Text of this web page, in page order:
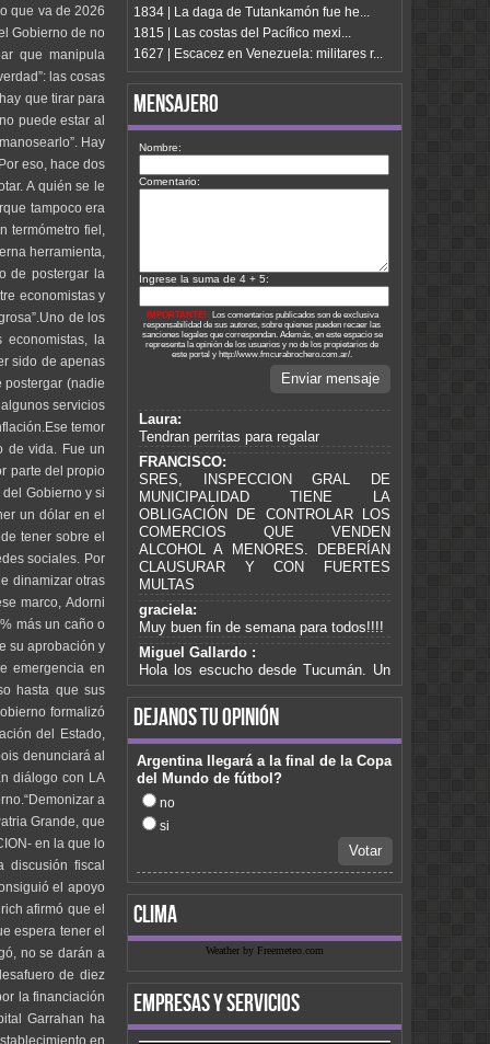
que va de 2026
Gobierno de no
que manipula
las cosas
que tirar para
puede estar al
Hay
eso, hace dos
A quién se le
tampoco era
termómetro fiel,
herramienta,
de postergar la
economistas y
de los
la
sido de apenas
postergar (nadie
servicios
temor
de vida. Fue un
parte del propio
Gobierno y si
un dólar en el
tener sobre el
sociales. Por
dinamizar otras
marco, Adorni
más un caño o
su aprobación y
emergencia en
hasta que sus
formalizó
del Estado,
denunciará al
diálogo con LA
a
Grande, que
en la que lo
discusión fiscal
el apoyo
afirmó que el
espera tener el
no se darán a
de diez
la financiación
Garrahan ha
en
1834 | La daga de Tutankamón fue he...
1815 | Las costas del Pacífico mexi...
1627 | Escacez en Venezuela: militares r...
mensajero
Nombre:
Comentario:
Ingrese la suma de 4 + 5:
IMPORTANTE!: Los comentarios publicados son de exclusiva
responsabilidad de sus autores, sobre quienes pueden recaer las
sanciones legales que correspondan. Además, en este espacio se
representa la opinión de los usuarios y no de los propietarios de
este portal y http://www.fmcurabrochero.com.ar/.
Enviar mensaje
Laura:
Tendran perritas para regalar
FRANCISCO:
SRES, INSPECCION GRAL DE
MUNICIPALIDAD TIENE LA
OBLIGACIÓN DE CONTROLAR LOS
COMERCIOS QUE VENDEN
ALCOHOL A MENORES. DEBERÍAN
CLAUSURAR Y CON FUERTES
MULTAS
graciela:
Muy buen fin de semana para todos!!!!
Miguel Gallardo :
Hola los escucho desde Tucumán. Un
saludo para mis compañeros de trabajo
de Romero cammisa.pasa algo de Gary
fabiana :
No te puedo escuchar amigo
fabiana :
No te puedo escuchar amigo
graciela:
Somos de Buenos Aires, y no la
podemos escuchar hace raaaaaato.
Podìa averiguar, gracias!!!! saludos a
todossss =)
Dana :
Dana de Córdoba Capital y quisiera que
CD de Julian Burgos "Morir De Amor"
Saludos
daniel :
dejanos tu opinión
Argentina llegará a la final de la Copa
del Mundo de fútbol?
no
si
Votar
clima
Weather by Freemeteo.com
empresas y servicios